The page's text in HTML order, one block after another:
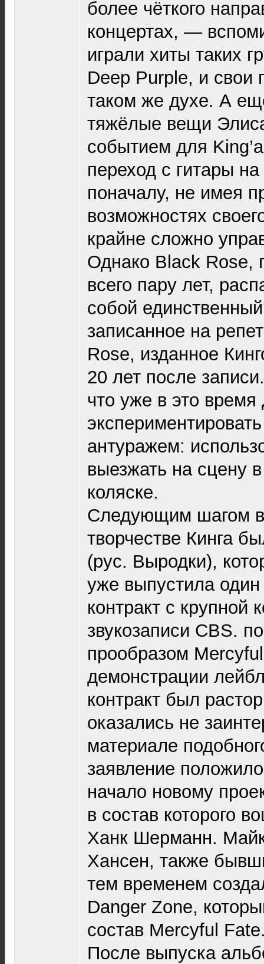
более чёткого
концертах, —
играли хиты таких
Deep Purple, и свои
таком же духе. А
тяжёлые вещи
событием для
переход с гитары
поначалу, не имея
возможностях
крайне сложно
Однако Black Rose,
всего пару лет,
собой
записанное на
Rose, изданное
20 лет после
что уже в это
антуражем:
выезжать на сцену
коляске.
Следующим шагом
творчестве Кинга
(рус. Выродки),
уже выпустила
контракт с крупной
звукозаписи CBS.
прообразом
демонстрации
контракт был
оказались не
материале
заявление
начало новому
в состав которого
Ханк Шерманн.
Хансен, также
тем временем
Danger Zone,
состав Mercyful
После выпуска